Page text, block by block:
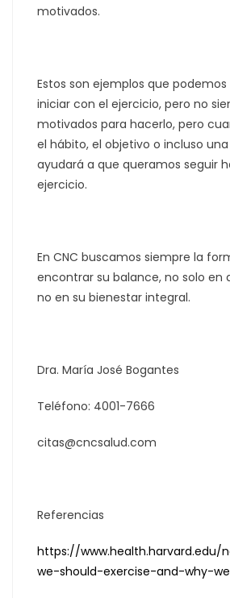
motivados.
Estos son ejemplos que
iniciar con el ejercicio, pero no
motivados para hacerlo, pero
el hábito, el objetivo o incluso
ayudará a que queramos seguir
ejercicio.
En CNC buscamos siempre la
encontrar su balance, no solo en
no en su bienestar integral.
Dra. María José Bogantes
Teléfono: 4001-7666
citas@cncsalud.com
Referencias
https://www.health.harvard.edu/
we-should-exercise-and-why-